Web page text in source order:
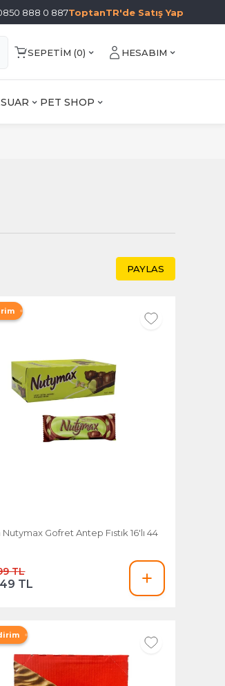
888 0 887ToptanTR'de Satış Yap
SEPETIM (0) HESABIM
PET SHOP
PAYLAS
Gofret Antep Fıstık 16'lı 44
TL
TL